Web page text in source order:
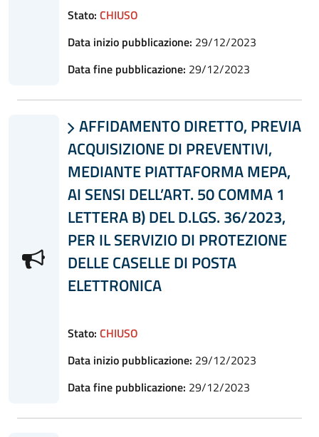
Stato: CHIUSO
Data inizio pubblicazione: 29/12/2023
Data fine pubblicazione: 29/12/2023
 AFFIDAMENTO DIRETTO, PREVIA
ACQUISIZIONE DI PREVENTIVI,
MEDIANTE PIATTAFORMA MEPA,
AI SENSI DELL’ART. 50 COMMA 1
LETTERA B) DEL D.LGS. 36/2023,
PER IL SERVIZIO DI PROTEZIONE
DELLE CASELLE DI POSTA
ELETTRONICA
Stato: CHIUSO
Data inizio pubblicazione: 29/12/2023
Data fine pubblicazione: 29/12/2023